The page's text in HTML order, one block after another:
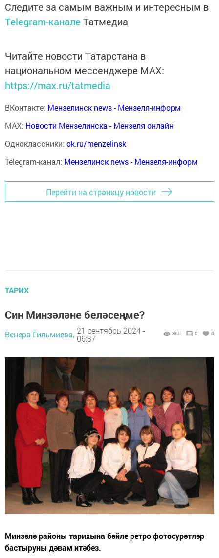
Следите за самым важным и интересным в
Telegram-канале Татмедиа
Читайте новости Татарстана в
национальном мессенджере MАХ:
https://max.ru/tatmedia
ВКонтакте: Мензелинск news - Мензеля-информ
MAX: Новости Мензелинска - Мензеля онлайн
Одноклассники: ok.ru/menzelinsk
Telegram-канал: Мензелинск news - Мензеля-информ
Перейти на страницу новости
ТАРИХ
Син Минзәләне беләсеңме?
Венера Гильмиева, 21 сентябрь 2024 -
06:37
355 0 0
Минзәлә районы тарихына бәйле ретро фотосурәтләр
бастыруны дәвам итәбез.